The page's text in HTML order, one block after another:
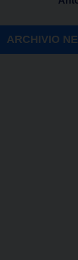
ARCHIVIO